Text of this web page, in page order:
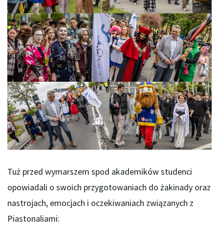
Tuż przed wymarszem spod akademików studenci
opowiadali o swoich przygotowaniach do żakinady oraz
nastrojach, emocjach i oczekiwaniach związanych z
Piastonaliami: